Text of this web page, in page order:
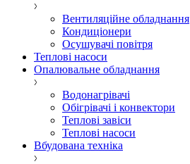
Вентиляційне обладнання
Кондиціонери
Осушувачі повітря
Теплові насоси
Опалювальне обладнання
Водонагрівачі
Обігрівачі і конвектори
Теплові завіси
Теплові насоси
Вбудована техніка